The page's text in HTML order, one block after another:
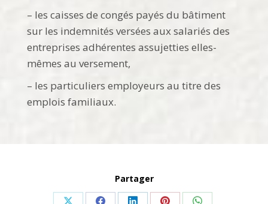
– les caisses de congés payés du bâtiment
sur les indemnités versées aux salariés des
entreprises adhérentes assujetties elles-
mêmes au versement,
– les particuliers employeurs au titre des
emplois familiaux.
Partager